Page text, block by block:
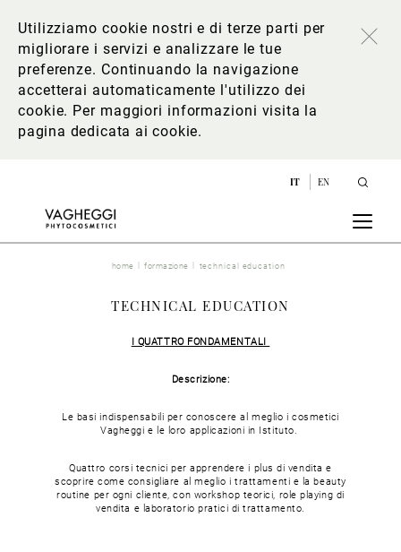
Utilizziamo cookie nostri e di terze parti per
migliorare i servizi e analizzare le tue
preferenze. Continuando la navigazione
accetterai automaticamente l'utilizzo dei
cookie. Per maggiori informazioni visita la
pagina dedicata ai cookie.
IT EN
home formazione technical education
TECHNICAL EDUCATION
I QUATTRO FONDAMENTALI
Descrizione:
Le basi indispensabili per conoscere al meglio i cosmetici
Vagheggi e le loro applicazioni in Istituto.
Quattro corsi tecnici per apprendere i plus di vendita e
scoprire come consigliare al meglio i trattamenti e la beauty
routine per ogni cliente, con workshop teorici, role playing di
vendita e laboratorio pratici di trattamento.